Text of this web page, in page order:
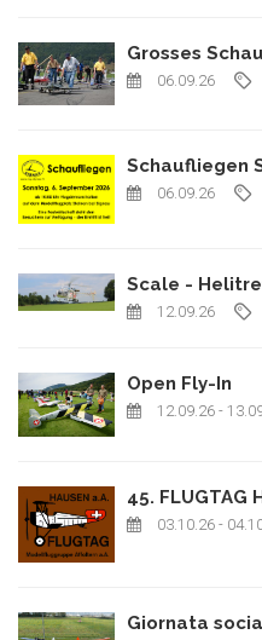
Grosses
06.09.26
Schaufliegen
06.09.26
Scale -
12.09.26
Open Fly-In
12.09.26 -
45. FLUGTAG
03.10.26 -
Giornata